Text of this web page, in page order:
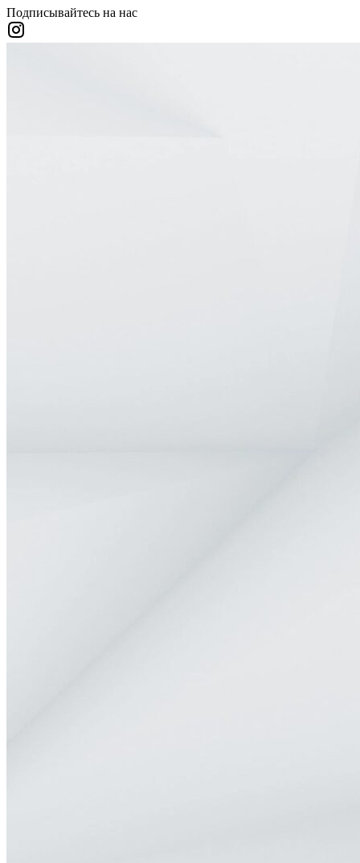
Подписывайтесь на нас